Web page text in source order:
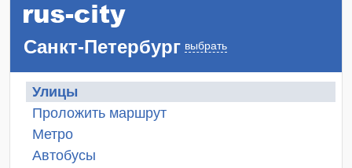
Санкт-Петербург выбрать
Улицы
Проложить маршрут
Метро
Автобусы